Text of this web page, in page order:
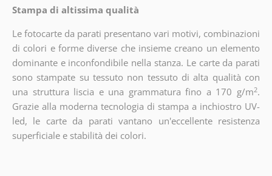
Stampa di altissima qualità
Le fotocarte da parati presentano vari motivi, combinazioni
di colori e forme diverse che insieme creano un elemento
dominante e inconfondibile nella stanza. Le carte da parati
sono stampate su tessuto non tessuto di alta qualità con
una struttura liscia e una grammatura fino a 170 g/m2.
Grazie alla moderna tecnologia di stampa a inchiostro UV-
led, le carte da parati vantano un'eccellente resistenza
superficiale e stabilità dei colori.